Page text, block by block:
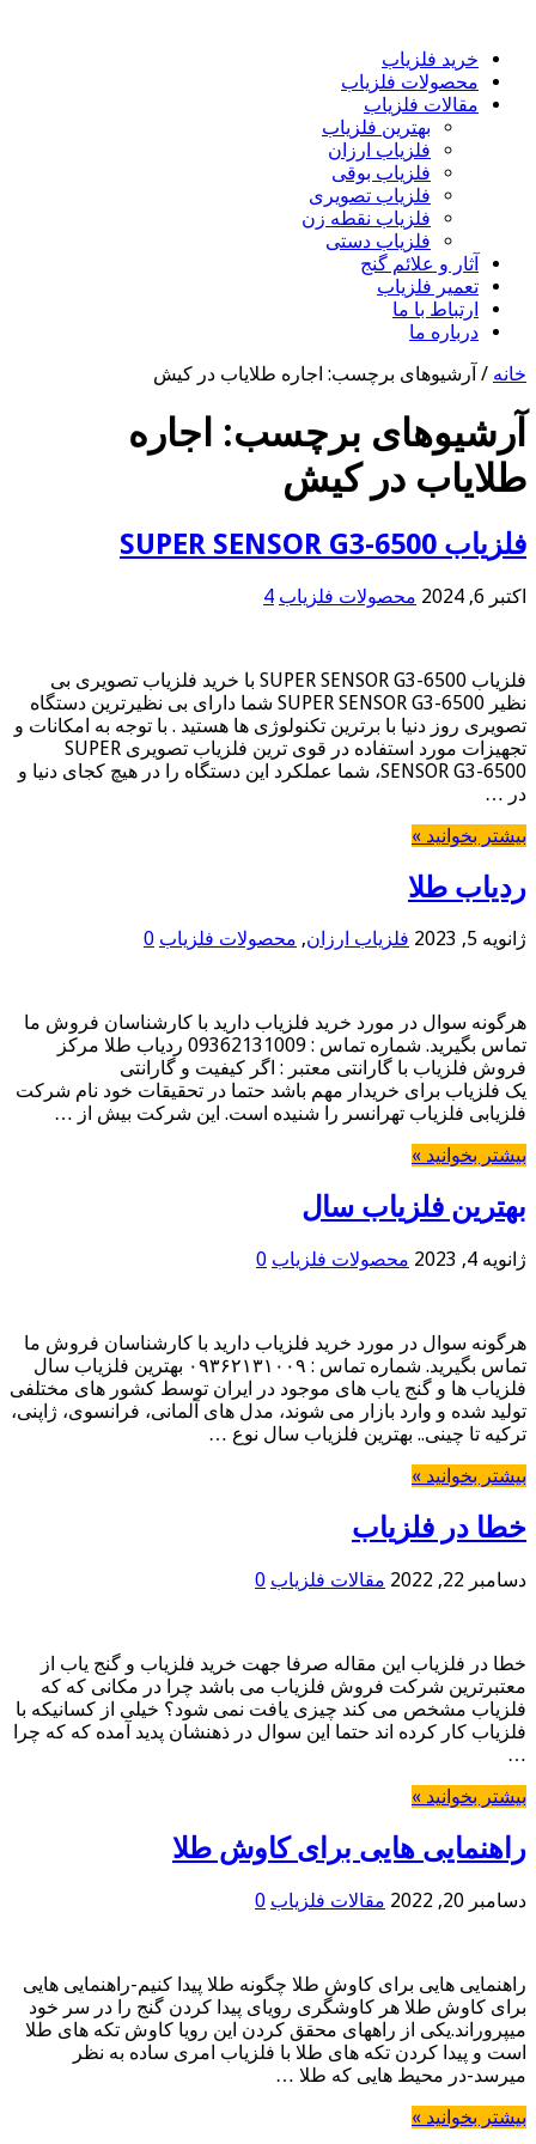
خرید فلزیاب
محصولات فلزیاب
مقالات فلزیاب
بهترین فلزیاب
فلزیاب ارزان
فلزیاب بوقی
فلزیاب تصویری
فلزیاب نقطه زن
فلزیاب دستی
آثار و علائم گنج
تعمیر فلزیاب
ارتباط با ما
درباره ما
خانه / آرشیوهای برچسب: اجاره طلایاب در کیش
آرشیوهای برچسب: اجاره
طلایاب در کیش
فلزیاب SUPER SENSOR G3-6500
اکتبر 6, 2024 محصولات فلزیاب 4
فلزیاب SUPER SENSOR G3-6500 با خرید فلزیاب تصویری بی
نظیر SUPER SENSOR G3-6500 شما دارای بی نظیرترین دستگاه
تصویری روز دنیا با برترین تکنولوژی ها هستید . با توجه به امکانات و
تجهیزات مورد استفاده در قوی ترین فلزیاب تصویری SUPER
SENSOR G3-6500، شما عملکرد این دستگاه را در هیچ کجای دنیا و
در …
بیشتر بخوانید »
ردیاب طلا
ژانویه 5, 2023 فلزیاب ارزان, محصولات فلزیاب 0
هرگونه سوال در مورد خرید فلزیاب دارید با کارشناسان فروش ما
تماس بگیرید. شماره تماس : 09362131009 ردیاب طلا مرکز
فروش فلزیاب با گارانتی معتبر : اگر کیفیت و گارانتی
یک فلزیاب برای خریدار مهم باشد حتما در تحقیقات خود نام شرکت
فلزیابی فلزیاب تهرانسر را شنیده است. این شرکت بیش از …
بیشتر بخوانید »
بهترین فلزیاب سال
ژانویه 4, 2023 محصولات فلزیاب 0
هرگونه سوال در مورد خرید فلزیاب دارید با کارشناسان فروش ما
تماس بگیرید. شماره تماس : ۰۹۳۶۲۱۳۱۰۰۹ بهترین فلزیاب سال
فلزیاب ها و گنج یاب های موجود در ایران توسط کشور های مختلفی
تولید شده و وارد بازار می شوند، مدل های آلمانی، فرانسوی، ژاپنی،
ترکیه تا چینی.. بهترین فلزیاب سال نوع …
بیشتر بخوانید »
خطا در فلزیاب
دسامبر 22, 2022 مقالات فلزیاب 0
خطا در فلزیاب این مقاله صرفا جهت خرید فلزیاب و گنج یاب از
معتبرترین شرکت فروش فلزیاب می باشد چرا در مکانی که که
فلزیاب مشخص می کند چیزی یافت نمی شود؟ خیلی از کسانیکه با
فلزیاب کار کرده اند حتما این سوال در ذهنشان پدید آمده که که چرا
…
بیشتر بخوانید »
راهنمایی هایی برای کاوش طلا
دسامبر 20, 2022 مقالات فلزیاب 0
راهنمایی هایی برای کاوش طلا چگونه طلا پیدا کنیم-راهنمایی هایی
برای کاوش طلا هر کاوشگری رویای پیدا کردن گنج را در سر خود
میپروراند.یکی از راههای محقق کردن این رویا کاوش تکه های طلا
است و پیدا کردن تکه های طلا با فلزیاب امری ساده به نظر
میرسد-در محیط هایی که طلا …
بیشتر بخوانید »